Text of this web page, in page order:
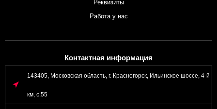
Реквизиты
Работа у нас
Контактная информация
143405, Московская область, г. Красногорск, Ильинское шоссе, 4-й
км, с.55